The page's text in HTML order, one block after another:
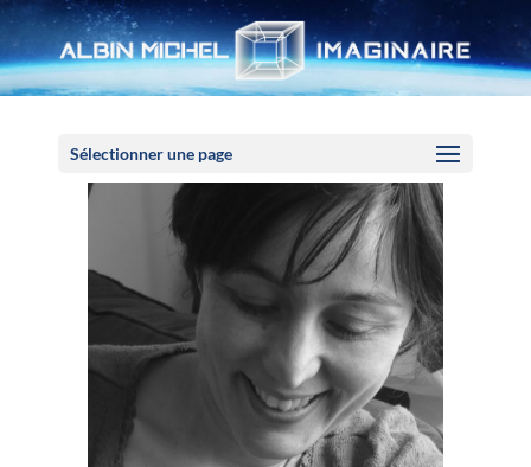
Sélectionner une page
Panneau de gestion des cookies